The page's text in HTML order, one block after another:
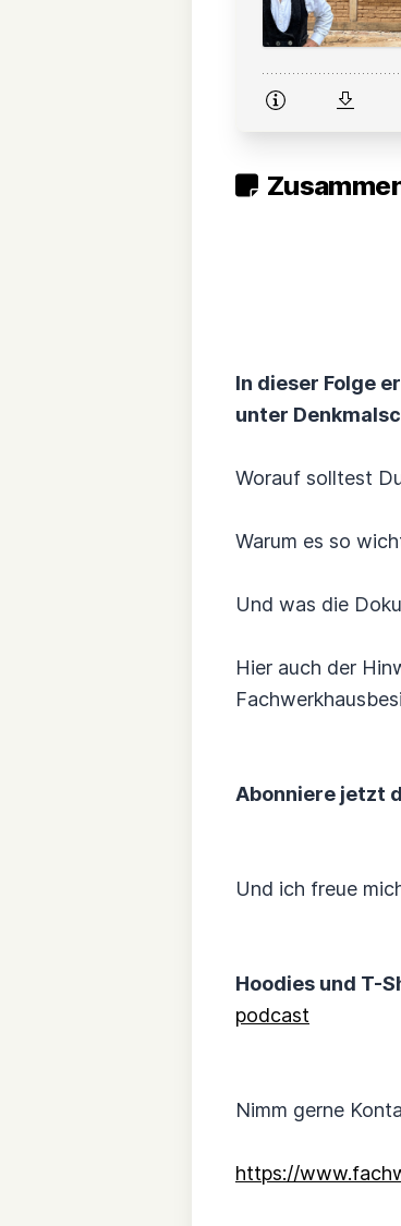
In dieser Folge
unter
Worauf solltest
Warum es so
Und was die
Hier auch der
Abonniere jetzt
Und ich freue
Hoodies und T-
podcast
Nimm gerne
https://